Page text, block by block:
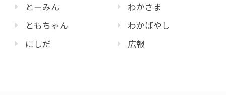
とーみん
ともちゃん
にしだ
わかさま
わかばやし
広報